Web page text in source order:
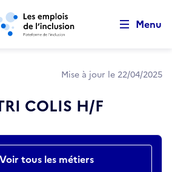
Aller au contenu principal
Menu
Mise à jour le 22/04/2025
COLIS H/F
Voir tous les métiers
cookies